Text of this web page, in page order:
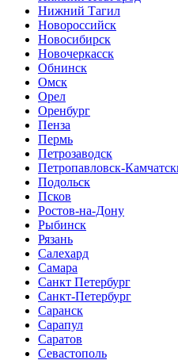
Нижний Тагил
Новороссийск
Новосибирск
Новочеркасск
Обнинск
Омск
Орел
Оренбург
Пенза
Пермь
Петрозаводск
Петропавловск-
Подольск
Псков
Ростов-на-Дону
Рыбинск
Рязань
Салехард
Самара
Санкт Петербург
Санкт-Петербург
Саранск
Сарапул
Саратов
Севастополь